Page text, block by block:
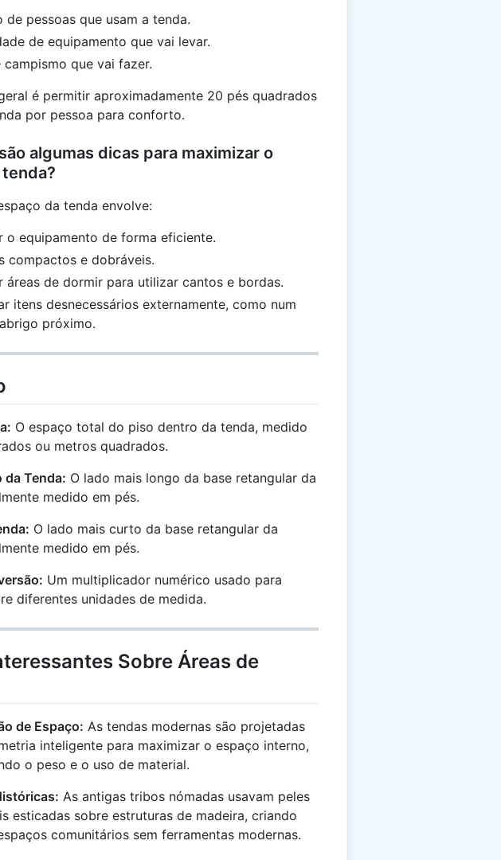
de pessoas que usam a tenda.
de equipamento que vai levar.
campismo que vai fazer.
é permitir aproximadamente 20 pés quadrados
por pessoa para conforto.
algumas dicas para maximizar o
da tenda envolve:
o equipamento de forma eficiente.
compactos e dobráveis.
áreas de dormir para utilizar cantos e bordas.
itens desnecessários externamente, como num
próximo.
O espaço total do piso dentro da tenda, medido
ou metros quadrados.
da Tenda: O lado mais longo da base retangular da
medido em pés.
O lado mais curto da base retangular da
medido em pés.
Um multiplicador numérico usado para
diferentes unidades de medida.
Sobre Áreas de
de Espaço: As tendas modernas são projetadas
inteligente para maximizar o espaço interno,
o peso e o uso de material.
As antigas tribos nómadas usavam peles
esticadas sobre estruturas de madeira, criando
comunitários sem ferramentas modernas.